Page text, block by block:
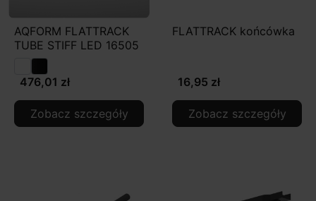
AQFORM FLATTRACK
TUBE STIFF LED 16505
476,01 zł
Zobacz szczegóły
FLATTRACK końcówka
16,95 zł
Zobacz szczegóły